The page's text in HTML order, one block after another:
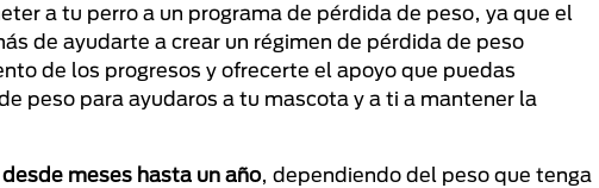
a tu perro a un programa de pérdida de peso, ya que el
de ayudarte a crear un régimen de pérdida de peso
de los progresos y ofrecerte el apoyo que puedas
peso para ayudaros a tu mascota y a ti a mantener la
meses hasta un año, dependiendo del peso que tenga